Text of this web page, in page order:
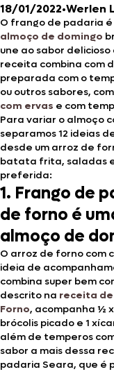
18/01/2022•Werlen
O frango de padaria
almoço de domingo
une ao sabor delicioso
receita combina com
preparada com o
ou outros sabores,
com ervas e com
Para variar o almoço
separamos 12 ideias
desde um arroz de
batata frita, saladas
preferida:
1. Frango de
de forno é
almoço de
O arroz de forno com
ideia de
combina super bem
descrito na receita de
Forno, acompanha ½
brócolis picado e 1
além de temperos
sabor a mais dessa
padaria Seara, que é